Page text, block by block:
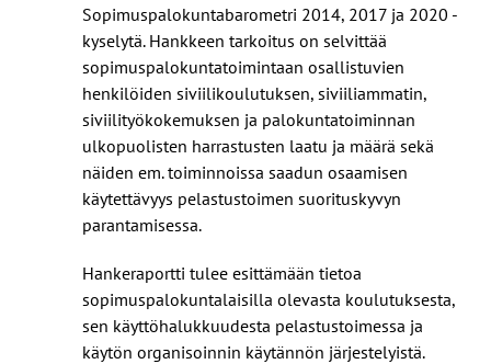
Sopimuspalokuntabarometri 2014, 2017 ja 2020 -
kyselytä. Hankkeen tarkoitus on selvittää
sopimuspalokuntatoimintaan osallistuvien
henkilöiden siviilikoulutuksen, siviiliammatin,
siviilityökokemuksen ja palokuntatoiminnan
ulkopuolisten harrastusten laatu ja määrä sekä
näiden em. toiminnoissa saadun osaamisen
käytettävyys pelastustoimen suorituskyvyn
parantamisessa.
Hankeraportti tulee esittämään tietoa
sopimuspalokuntalaisilla olevasta koulutuksesta,
sen käyttöhalukkuudesta pelastustoimessa ja
käytön organisoinnin käytännön järjestelyistä.